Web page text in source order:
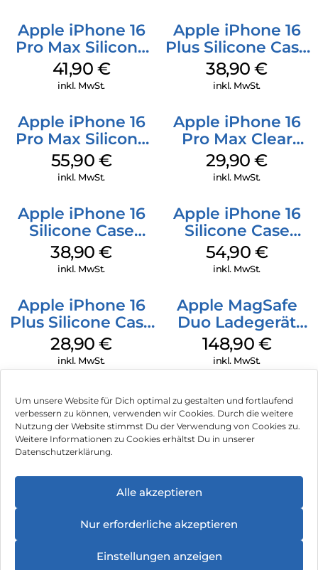
Um unsere Website für Dich optimal zu gestalten und fortlaufend
verbessern zu können, verwenden wir Cookies. Durch die weitere
Nutzung der Website stimmst Du der Verwendung von Cookies zu.
Weitere Informationen zu Cookies erhältst Du in unserer
Datenschutzerklärung.
Alle akzeptieren
Nur erforderliche akzeptieren
Einstellungen anzeigen
Apple iPhone 16
Pro Max Silicone
Case MagSafe
Ultramarine
41,90 €
inkl. MwSt.
Apple iPhone 16
Plus Silicone Case
MagSafe Denim
38,90€
inkl. MwSt.
Apple iPhone 16
Pro Max Silicone
Case MagSafe
Stone Gray
55,90 €
inkl. MwSt.
Apple iPhone 16
Pro Max Clear
Case MagSafe
Transparent
29,90€
inkl. MwSt.
Apple iPhone 16
Silicone Case
MagSafe
Ultramarine
38,90€
inkl. MwSt.
Apple iPhone 16
Silicone Case
MagSafe Black
54,90 €
inkl. MwSt.
Apple iPhone 16
Plus Silicone Case
MagSafe Black
28,90€
inkl. MwSt.
Apple MagSafe
Duo Ladegerät
Weiß
148,90 €
inkl. MwSt.
Impressum
Hinweis zur Batterieentsorgung